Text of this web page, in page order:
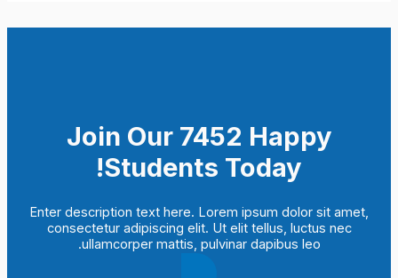
Join Our 7452 Happy
Students​ Today!
Enter description text here. Lorem ipsum dolor sit amet,
consectetur adipiscing elit. Ut elit tellus, luctus nec
ullamcorper mattis, pulvinar dapibus leo.​